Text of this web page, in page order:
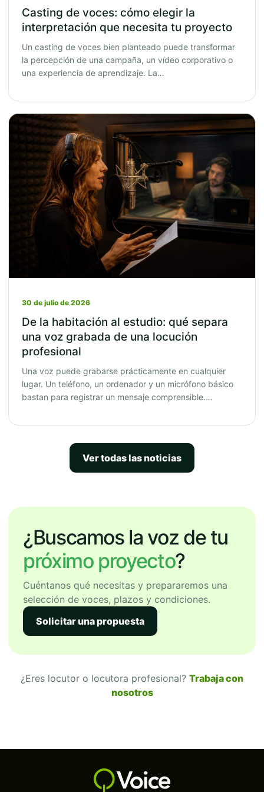
Casting de voces: cómo elegir la
interpretación que necesita tu proyecto
Un casting de voces bien planteado puede transformar
la percepción de una campaña, un vídeo corporativo o
una experiencia de aprendizaje. La…
30 de julio de 2026
De la habitación al estudio: qué separa
una voz grabada de una locución
profesional
Una voz puede grabarse prácticamente en cualquier
lugar. Un teléfono, un ordenador y un micrófono básico
bastan para registrar un mensaje comprensible.…
Ver todas las noticias
¿Buscamos la voz de tu
próximo proyecto?
Cuéntanos qué necesitas y prepararemos una
selección de voces, plazos y condiciones.
Solicitar una propuesta
¿Eres locutor o locutora profesional? Trabaja con
nosotros